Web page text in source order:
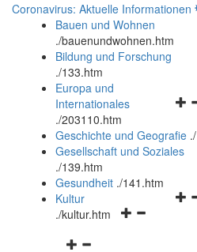
Coronavirus: Aktuelle Informationen
Bauen und Wohnen
./bauenundwohnen.htm
Bildung und Forschung
./133.htm
und
Europa und
Internationales
./203110.htm
Geschichte und Geografie .
Gesellschaft und Soziales
./139.htm
Gesundheit ./141.htm
Kultur
./kultur.htm
Navigationsmenü